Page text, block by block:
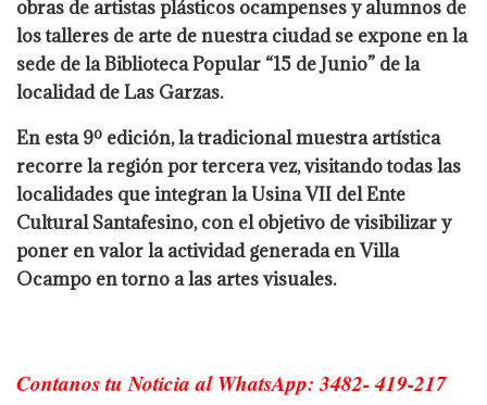
obras de artistas plásticos ocampenses y alumnos de
los talleres de arte de nuestra ciudad se expone en la
sede de la Biblioteca Popular “15 de Junio” de la
localidad de Las Garzas.
En esta 9º edición, la tradicional muestra artística
recorre la región por tercera vez, visitando todas las
localidades que integran la Usina VII del Ente
Cultural Santafesino, con el objetivo de visibilizar y
poner en valor la actividad generada en Villa
Ocampo en torno a las artes visuales.
Contanos tu Noticia al WhatsApp: 3482- 419-217